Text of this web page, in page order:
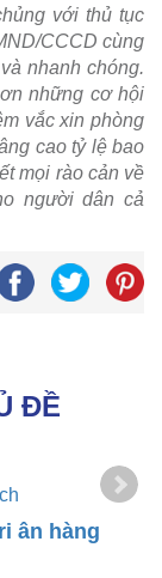
với thủ tục
CCCD cùng
nhanh chóng.
những cơ hội
vắc xin phòng
cao tỷ lệ bao
mọi rào cản về
người dân cả
ĐỀ
ân hàng